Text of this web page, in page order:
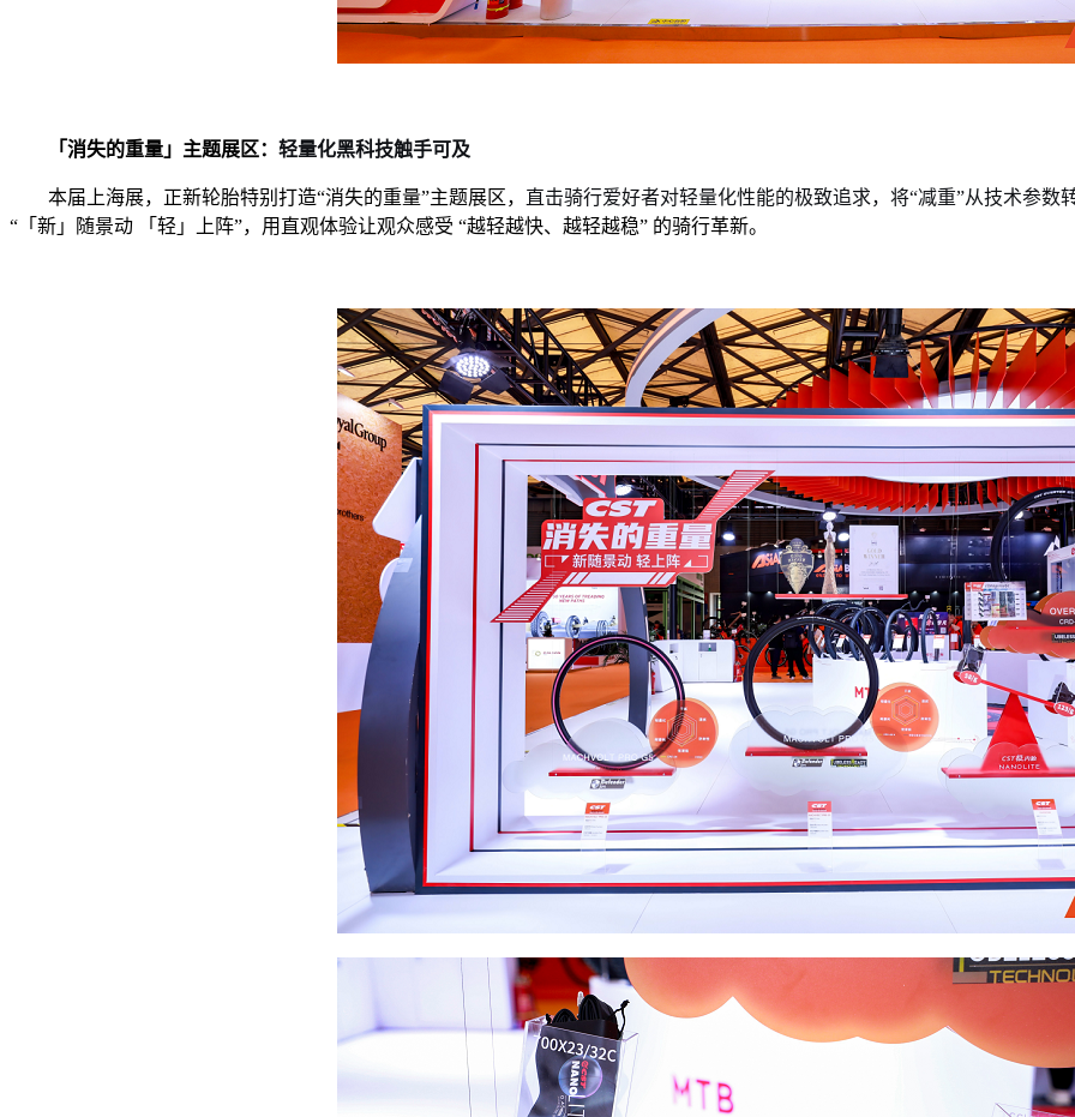
「消失的重量」主题展区： 轻量化黑科技触手可及
本届上海展，正新轮胎特别打造“消失的重量”主题展区， 直击骑行爱好者对轻量化性能的极致追求，将“减重”从技术参数
“「新」随景动 「轻」上阵”，用直观体验让观众感受 “越轻越快、越轻越稳” 的骑行革新。